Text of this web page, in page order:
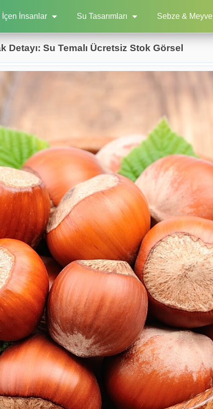
İçen İnsanlar Su Tasarımları Sebze & Meyve
Detayı: Su Temalı Ücretsiz Stok Görsel